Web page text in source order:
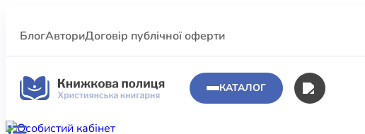
БлогАвториДоговір публічної оферти
КАТАЛОГ